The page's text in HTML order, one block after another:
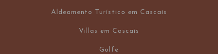
Aldeamento Turístico em Cascais
Villas em Cascais
Golfe